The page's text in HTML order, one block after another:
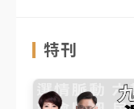
特刊